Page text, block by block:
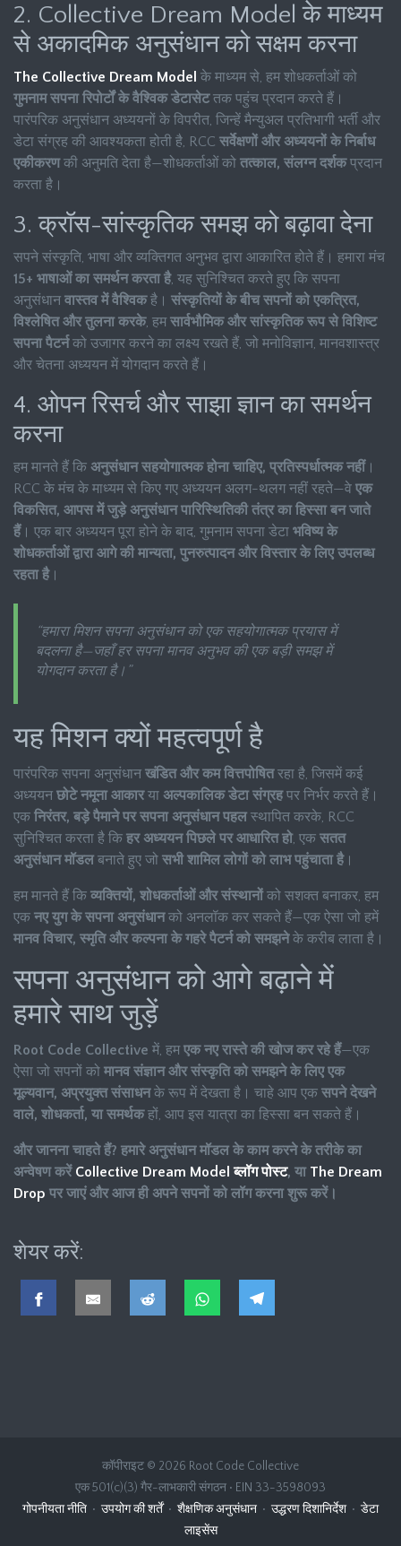
2. Collective Dream Model के माध्यम
से अकादमिक अनुसंधान को सक्षम करना
The Collective Dream Model के माध्यम से, हम शोधकर्ताओं को
गुमनाम सपना रिपोर्टों के वैश्विक डेटासेटतक पहुंच प्रदान करते हैं।
पारंपरिक अनुसंधान अध्ययनों के विपरीत, जिन्हें मैन्युअल प्रतिभागी भर्ती और
डेटा संग्रह की आवश्यकता होती है, RCC सर्वेक्षणों और अध्ययनों के निर्बाध
एकीकरणकी अनुमति देता है—शोधकर्ताओं को तत्काल, संलग्न दर्शकप्रदान
करता है।
3. क्रॉस-सांस्कृतिक समझ को बढ़ावा देना
सपने संस्कृति, भाषा और व्यक्तिगत अनुभव द्वारा आकारित होते हैं। हमारा मंच
15+ भाषाओं का समर्थन करता है, यह सुनिश्चित करते हुए कि सपना
अनुसंधान वास्तव में वैश्विकहै। संस्कृतियों के बीच सपनों को एकत्रित,
विश्लेषित और तुलना करके, हमसार्वभौमिक और सांस्कृतिक रूप से विशिष्ट
सपना पैटर्नको उजागर करने का लक्ष्य रखते हैं, जो मनोविज्ञान, मानवशास्त्र
और चेतना अध्ययन में योगदान करते हैं।
4. ओपन रिसर्च और साझा ज्ञान का समर्थन
करना
हम मानते हैं कि अनुसंधान सहयोगात्मक होना चाहिए, प्रतिस्पर्धात्मक नहीं।
RCC के मंच के माध्यम से किए गए अध्ययन अलग-थलग नहीं रहते—वे एक
विकसित, आपस में जुड़े अनुसंधान पारिस्थितिकी तंत्र का हिस्सा बन जाते
हैं। एक बार अध्ययन पूरा होने के बाद, गुमनाम सपना डेटा भविष्य के
शोधकर्ताओं द्वारा आगे की मान्यता, पुनरुत्पादन और विस्तार के लिए उपलब्ध
रहता है।
“हमारा मिशन सपना अनुसंधान को एक सहयोगात्मक प्रयास में
बदलना है—जहाँ हर सपना मानव अनुभव की एक बड़ी समझ में
योगदान करता है।”
यह मिशन क्यों महत्वपूर्ण है
पारंपरिक सपना अनुसंधान खंडित और कम वित्तपोषितरहा है, जिसमें कई
अध्ययन छोटे नमूना आकारया अल्पकालिक डेटा संग्रहपर निर्भर करते हैं।
एक निरंतर, बड़े पैमाने पर सपना अनुसंधान पहल स्थापित करके, RCC
सुनिश्चित करता है कि हर अध्ययन पिछले पर आधारित हो, एक सतत
अनुसंधान मॉडल बनाते हुए जो सभी शामिल लोगों को लाभ पहुंचाता है।
हम मानते हैं कि व्यक्तियों, शोधकर्ताओं और संस्थानोंको सशक्त बनाकर, हम
एक नए युग के सपना अनुसंधानको अनलॉक कर सकते हैं—एक ऐसा जो हमें
मानव विचार, स्मृति और कल्पना के गहरे पैटर्न को समझनेके करीब लाता है।
सपना अनुसंधान को आगे बढ़ाने में
हमारे साथ जुड़ें
Root Code Collective में, हमएक नए रास्ते की खोज कर रहे हैं—एक
ऐसा जो सपनों को मानव संज्ञान और संस्कृति को समझने के लिए एक
मूल्यवान, अप्रयुक्त संसाधनके रूप में देखता है। चाहे आप एक सपने देखने
वाले, शोधकर्ता, या समर्थकहों, आप इस यात्रा का हिस्सा बन सकते हैं।
और जानना चाहते हैं? हमारे अनुसंधान मॉडल के काम करने के तरीके का
अन्वेषण करें Collective Dream Model ब्लॉग पोस्ट, या The Dream
Drop पर जाएं और आज ही अपने सपनों को लॉग करना शुरू करें।
शेयर करें:
कॉपीराइट © 2026 Root Code Collective
एक 501(c)(3) गैर-लाभकारी संगठन • EIN 33-3598093
गोपनीयता नीति • उपयोग की शर्तें• शैक्षणिक अनुसंधान • उद्धरण दिशानिर्देश • डेटा
लाइसेंस